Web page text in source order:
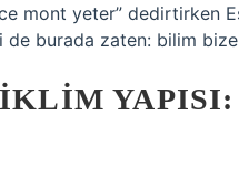
mont yeter” dedirtirken
burada zaten: bilim
IKLIM